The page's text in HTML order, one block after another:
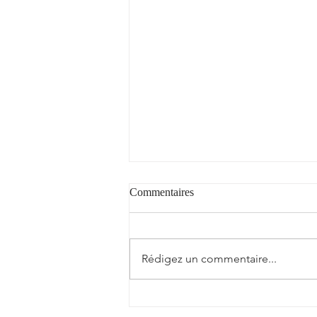
Commentaires
Rédigez un commentaire...